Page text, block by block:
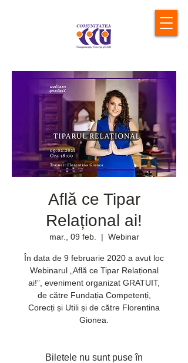
Află ce Tipar
Relațional ai!
mar., 09 feb.
  |
Webinar
În data de 9 februarie 2020 a avut loc
Webinarul „Află ce Tipar Relațional
ai!”, eveniment organizat GRATUIT,
de către Fundația Competenți,
Corecți și Utili și de către Florentina
Gionea.
Biletele nu sunt puse în